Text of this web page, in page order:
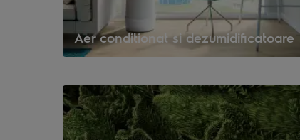
Aer conditionat si dezumidificatoare